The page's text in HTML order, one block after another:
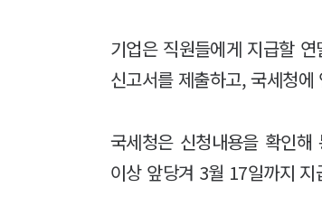
기업은 직원들에게 지급할
신고서를 제출하고, 국세청
국세청은 신청내용을 확인
이상 앞당겨 3월 17일까지 지